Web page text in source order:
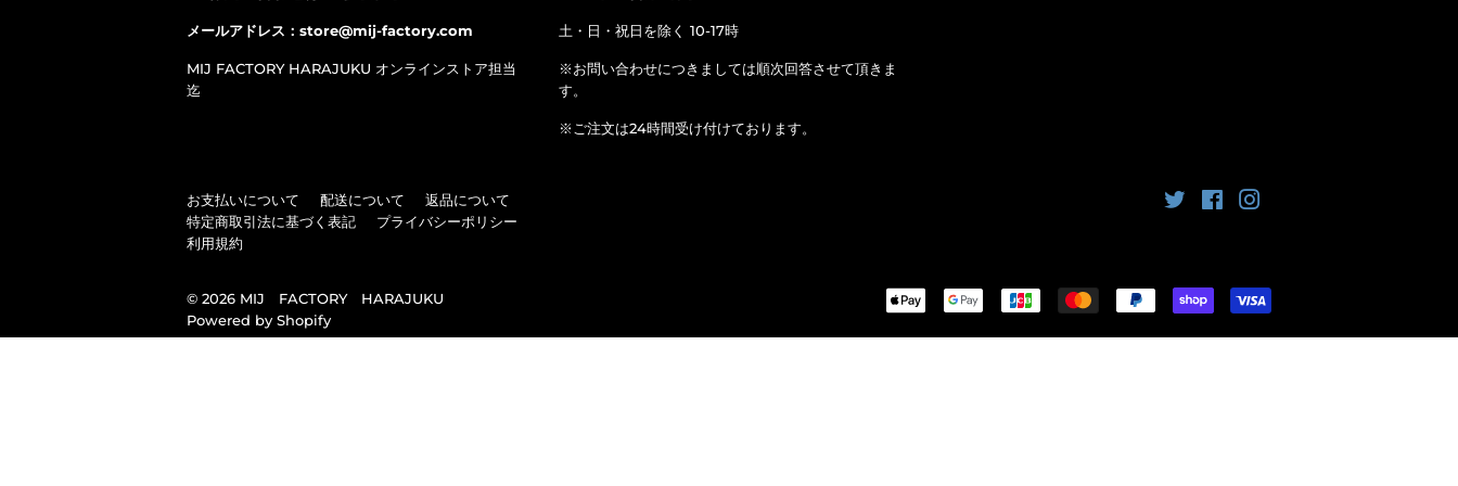
メールアドレス：store@mij-factory.com
MIJ FACTORY HARAJUKU オンラインストア担当
迄
土・日・祝日を除く 10-17時
※お問い合わせにつきましては順次回答させて頂きま
す。
※ご注文は24時間受け付けております。
お支払いについて 配送について
返品について
特定商取引法に基づく表記
プライバシーポリシー
利用規約
Twitter Facebook
© 2026 MIJ FACTORY HARAJUKU
Powered by Shopify
払